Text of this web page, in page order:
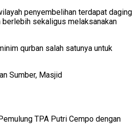
penyembelihan terdapat daging
berlebih sekaligus melaksanakan
qurban salah satunya untuk
Sumber, Masjid
TPA Putri Cempo dengan